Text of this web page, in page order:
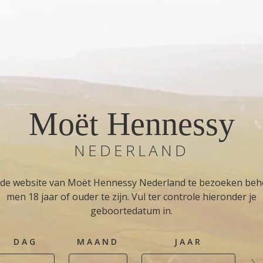
Moët Hennessy
NEDERLAND
website van Moët Hennessy Nederland te bezoeken
men 18 jaar of ouder te zijn. Vul ter controle hieronder je
geboortedatum in.
DAG MAAND JAAR